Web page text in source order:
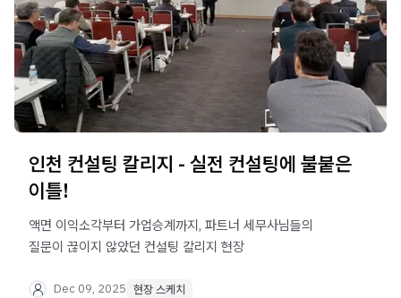
인천 컨설팅 칼리지 - 실전 컨설팅에 불붙은
이틀!
액면 이익소각부터 가업승계까지, 파트너 세무사님들의
질문이 끊이지 않았던 컨설팅 칼리지 현장
Dec 09, 2025 현장 스케치